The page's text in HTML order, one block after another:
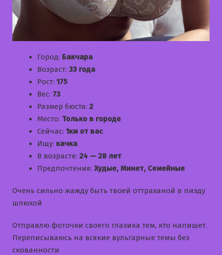
Город: Бакчара
Возраст: 33 года
Рост: 175
Вес: 73
Размер бюста: 2
Место: Только в городе
Сейчас: 1км от вас
Ищу: качка
В возрасте: 24 — 28 лет
Предпочтения: Худые, Минет, Семейные
Очень сильно жажду быть твоей оттраханой в пизду
шлюхой
Отправлю фоточки своего глазика тем, кто напишет.
Переписываюсь на всякие вульгарные темы без
скованности